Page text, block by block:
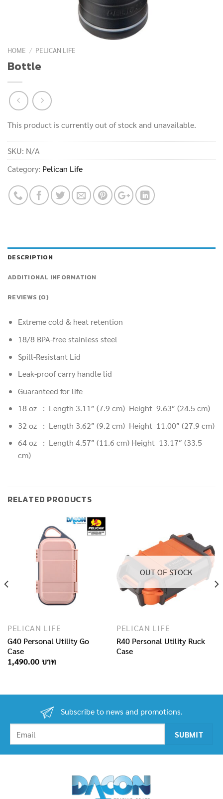
HOME / PELICAN LIFE
Bottle
This product is currently out of stock and unavailable.
SKU: N/A
Category: Pelican Life
DESCRIPTION
ADDITIONAL INFORMATION
REVIEWS (0)
Extreme cold & heat retention
18/8 BPA-free stainless steel
Spill-Resistant Lid
Leak-proof carry handle lid
Guaranteed for life
18 oz : Length 3.11″ (7.9 cm) Height 9.63″ (24.5 cm)
32 oz : Length 3.62″ (9.2 cm) Height 11.00″ (27.9 cm)
64 oz : Length 4.57″ (11.6 cm) Height 13.17″ (33.5
cm)
RELATED PRODUCTS
PELICAN LIFE
G40 Personal Utility Go
Case
1,490.00
OUT OF STOCK
PELICAN LIFE
R40 Personal Utility Ruck
Case
Subscribe to news and promotions.